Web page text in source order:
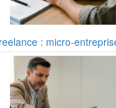
: micro-